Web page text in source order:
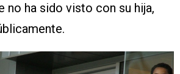
no ha sido visto con su hija,